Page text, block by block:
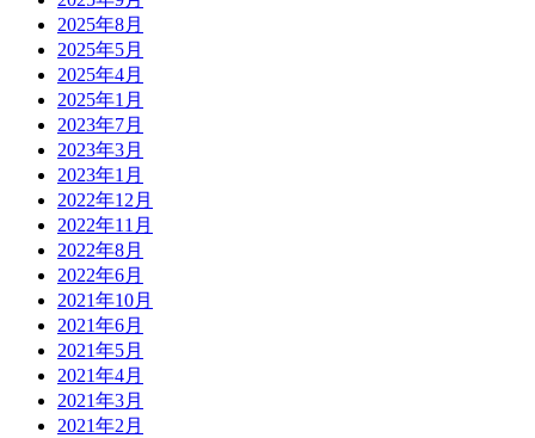
2025年8月
2025年5月
2025年4月
2025年1月
2023年7月
2023年3月
2023年1月
2022年12月
2022年11月
2022年8月
2022年6月
2021年10月
2021年6月
2021年5月
2021年4月
2021年3月
2021年2月